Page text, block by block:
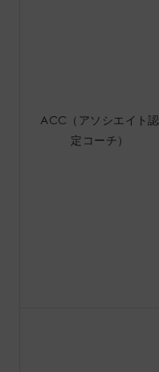
ACC（アソシエイト認
定コーチ）